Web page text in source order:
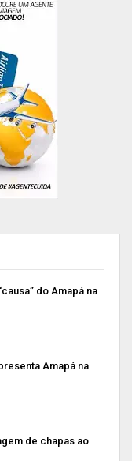
do Amapá na
Amapá na
de chapas ao